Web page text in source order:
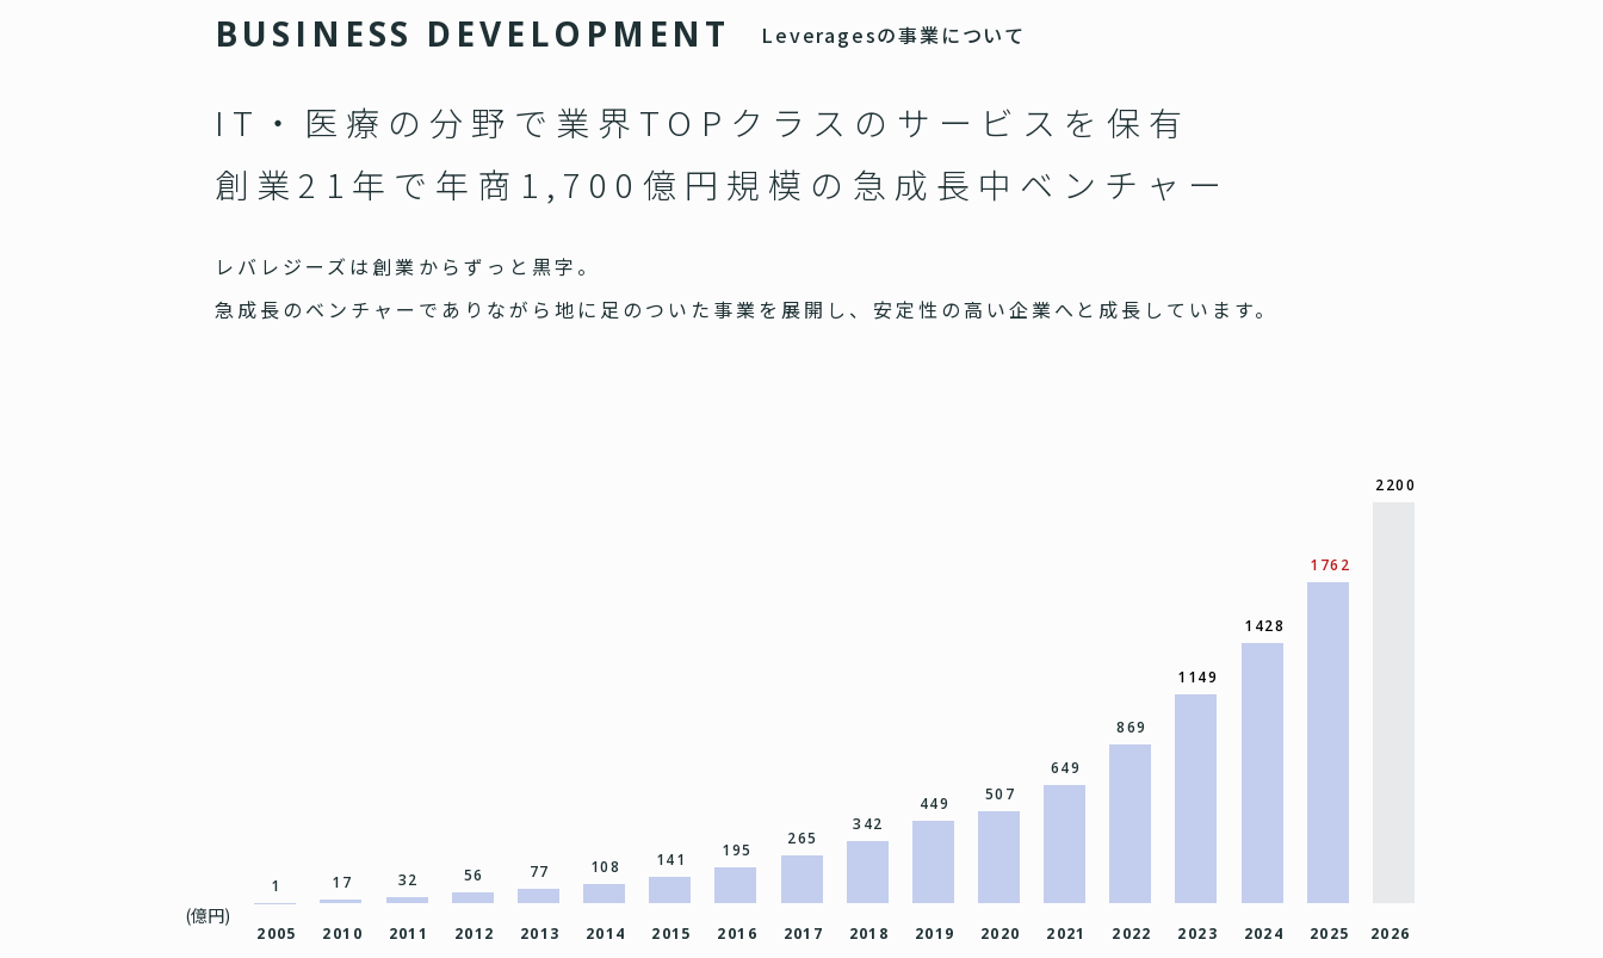
BUS I N ESS D EVE LO P M EN T Leveragesの事業について
IT・医療の分野で業界TOPクラスのサービスを保有
創業21年で年商1,700億円規模の急成長中ベンチャー
レバレジーズは創業からずっと黒字。
急成長のベンチャーでありながら地に足のついた事業を展開し、安定性の高い企業へと成長しています。
(億円)
1
2005
17
2010
32
2011
56
2012
77
2013
108
2014
141
2015
195
2016
265
2017
342
2018
449
2019
507
2020
649
2021
869
2022
1149
2023
1428
2024
1762
2025
2200
2026